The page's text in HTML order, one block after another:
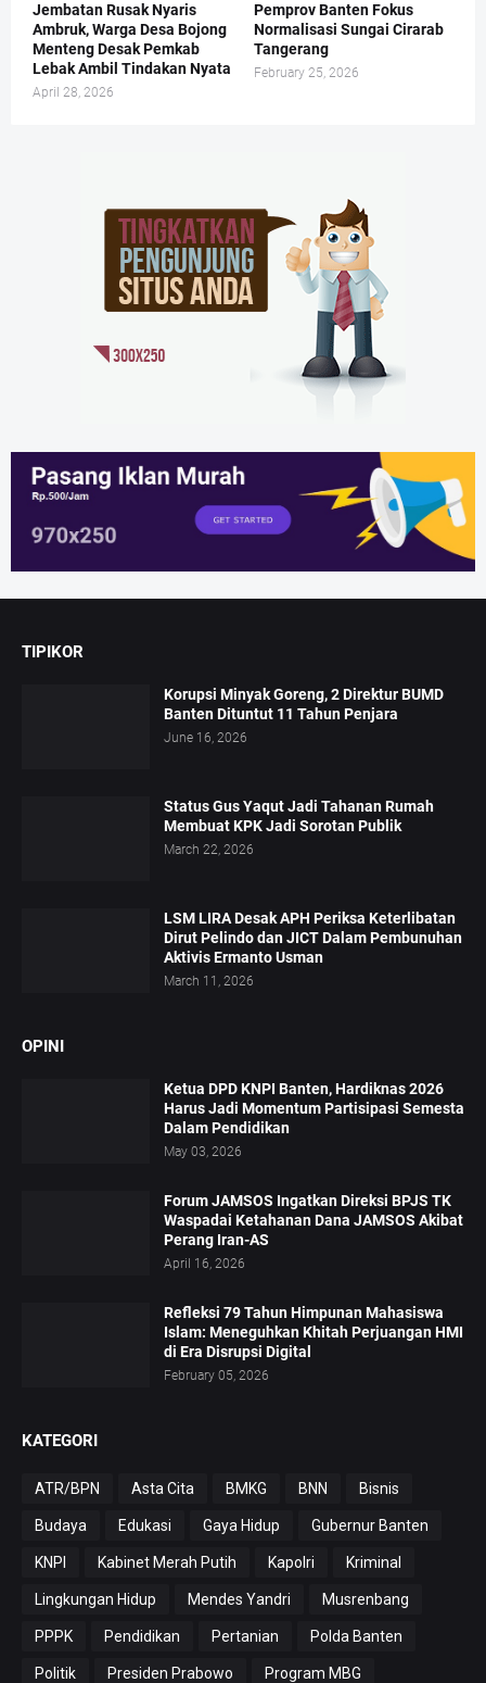
Jembatan Rusak Nyaris
Ambruk, Warga Desa Bojong
Menteng Desak Pemkab
Lebak Ambil Tindakan Nyata
April 28, 2026
Pemprov Banten Fokus
Normalisasi Sungai Cirarab
Tangerang
February 25, 2026
TIPIKOR
Korupsi Minyak Goreng, 2 Direktur BUMD
Banten Dituntut 11 Tahun Penjara
June 16, 2026
Status Gus Yaqut Jadi Tahanan Rumah
Membuat KPK Jadi Sorotan Publik
March 22, 2026
LSM LIRA Desak APH Periksa Keterlibatan
Dirut Pelindo dan JICT Dalam Pembunuhan
Aktivis Ermanto Usman
March 11, 2026
OPINI
Ketua DPD KNPI Banten, Hardiknas 2026
Harus Jadi Momentum Partisipasi Semesta
Dalam Pendidikan
May 03, 2026
Forum JAMSOS Ingatkan Direksi BPJS TK
Waspadai Ketahanan Dana JAMSOS Akibat
Perang Iran-AS
April 16, 2026
Refleksi 79 Tahun Himpunan Mahasiswa
Islam: Meneguhkan Khitah Perjuangan HMI
di Era Disrupsi Digital
February 05, 2026
KATEGORI
ATR/BPN Asta Cita BMKG BNN Bisnis
Budaya Edukasi Gaya Hidup Gubernur Banten
KNPI Kabinet Merah Putih Kapolri Kriminal
Lingkungan Hidup Mendes Yandri Musrenbang
PPPK Pendidikan Pertanian Polda Banten
Politik Presiden Prabowo Program MBG